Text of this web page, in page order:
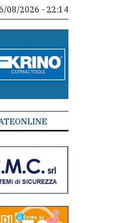
08/2026 - 22:14